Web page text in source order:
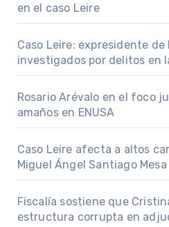
en el caso Leire
Caso Leire: expresidente de
investigados por delitos en
Rosario Arévalo en el foco
amaños en ENUSA
Caso Leire afecta a altos
Miguel Ángel Santiago Mesa
Fiscalía sostiene que
estructura corrupta en